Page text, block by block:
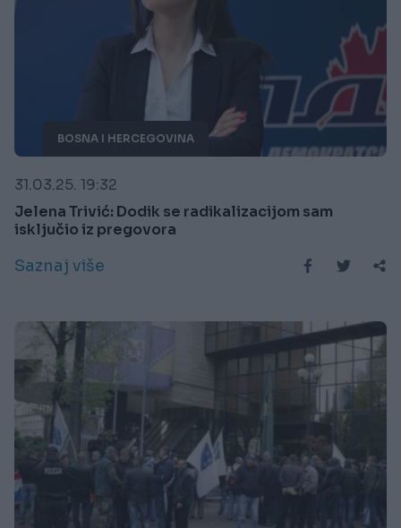
BOSNA I HERCEGOVINA
31.03.25. 19:32
Jelena Trivić: Dodik se radikalizacijom sam
isključio iz pregovora
Saznaj više